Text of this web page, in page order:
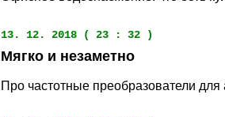
13. 12. 2018 ( 23 : 32 )
Мягко и незаметно
Про частотные преобразователи